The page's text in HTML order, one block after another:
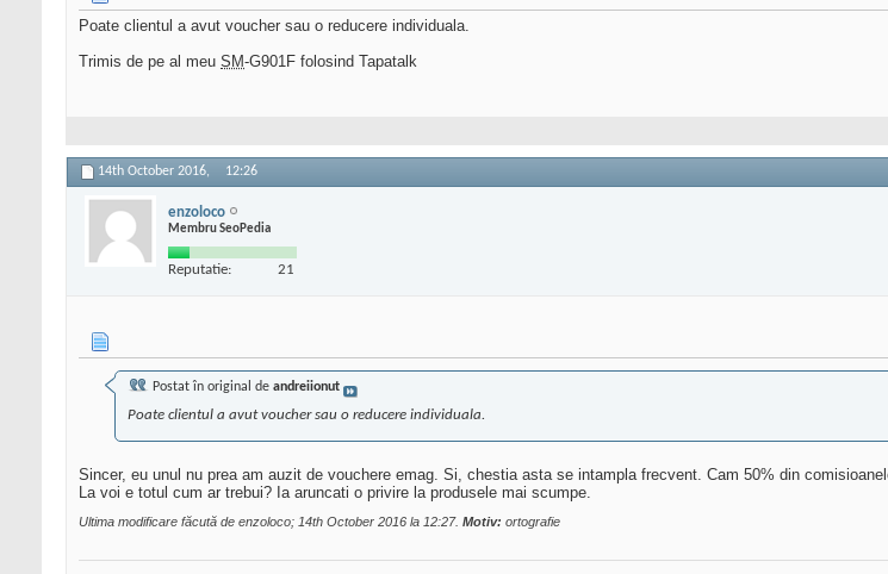
Poate clientul a avut voucher sau o reducere individuala.
Trimis de pe al meu SM-G901F folosind Tapatalk
14th October 2016, 12:26
enzoloco
Membru SeoPedia
Reputatie: 21
Postat în original de andreiionut
Poate clientul a avut voucher sau o reducere individuala.
Sincer, eu unul nu prea am auzit de vouchere emag. Si, chestia asta se intampla frecvent. Cam 50% din
La voi e totul cum ar trebui? Ia aruncati o privire la produsele mai scumpe.
Ultima modificare făcută de enzoloco; 14th October 2016 la 12:27. Motiv: ortografie